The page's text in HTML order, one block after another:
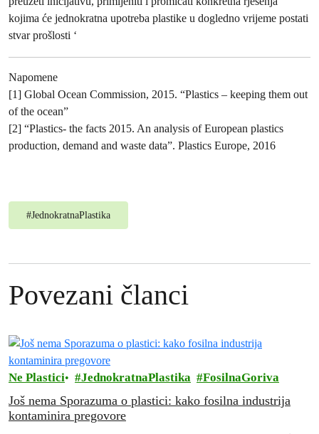
kojima će jednokratna upotreba plastike u dogledno vrijeme postati
stvar prošlosti ‘
Napomene
[1] Global Ocean Commission, 2015. “Plastics – keeping them out
of the ocean”
[2] “Plastics- the facts 2015. An analysis of European plastics
production, demand and waste data”. Plastics Europe, 2016
#JednokratnaPlastika
Povezani članci
Ne Plastici JednokratnaPlastika FosilnaGoriva
Još nema Sporazuma o plastici: kako fosilna industrija
kontaminira pregovore